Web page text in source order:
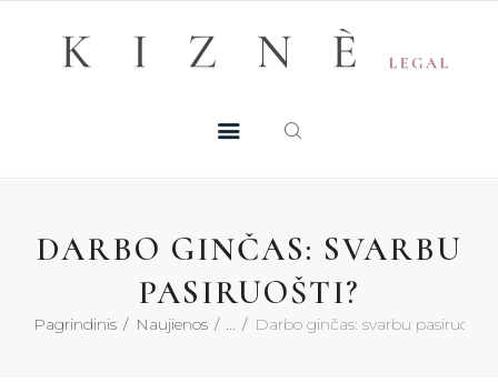
DARBO GINČAS: SVARBU
PASIRUOŠTI?
Pagrindinis Naujienos Darbo ginčas: svarbu pasiruošti?
MŪSŲ TALENTAI
DUK
KONTAKTAI
Registruotis konsultacijai